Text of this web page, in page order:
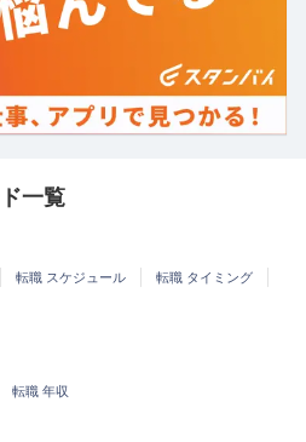
一覧
転職 スケジュール
転職 タイミング
転職 年収